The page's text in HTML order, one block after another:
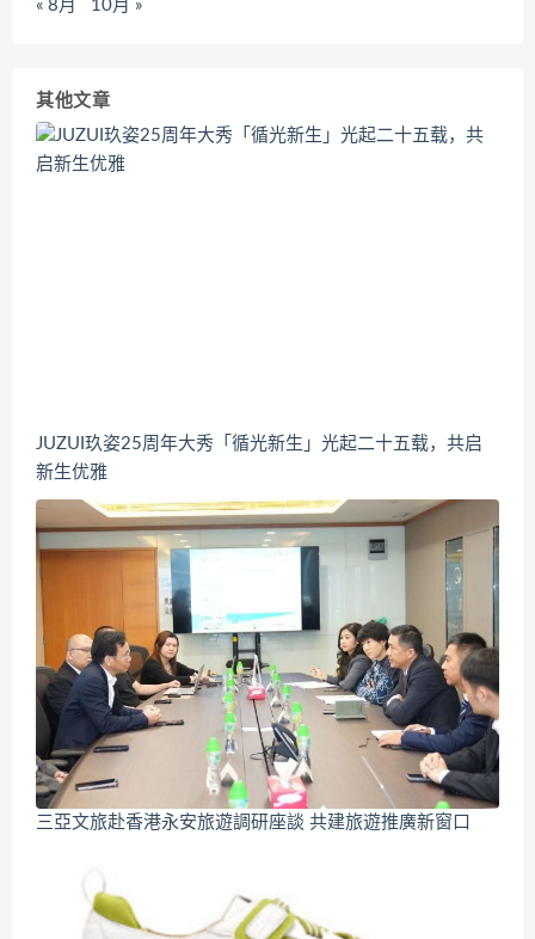
« 8月 10月 »
其他文章
JUZUI玖姿25周年大秀「循光新生」光起二十五载，共启
新生优雅
三亞文旅赴香港永安旅遊調研座談 共建旅遊推廣新窗口